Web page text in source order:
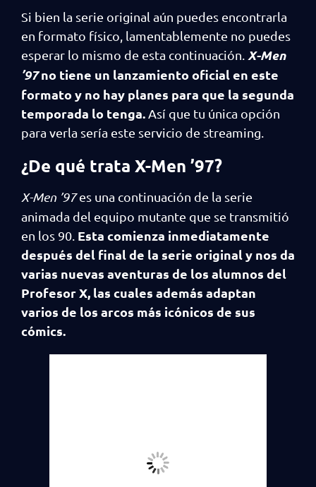
Si bien la serie original aún puedes encontrarla
en formato físico, lamentablemente no puedes
esperar lo mismo de esta continuación. X-Men
’97no tiene un lanzamiento oficial en este
formato y no hay planes para que la segunda
temporada lo tenga. Así que tu única opción
para verla sería este servicio de streaming.
¿De qué trata X-Men ’97?
X-Men ’97es una continuación de la serie
animada del equipo mutante que se transmitió
en los 90. Esta comienza inmediatamente
después del final de la serie original y nos da
varias nuevas aventuras de los alumnos del
Profesor X, las cuales además adaptan
varios de los arcos más icónicos de sus
cómics.